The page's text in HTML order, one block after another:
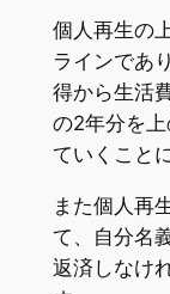
個人再生の
ラインであ
得から生活
の2年分を
ていくこと
また個人再
て、自分名
返済しなけ